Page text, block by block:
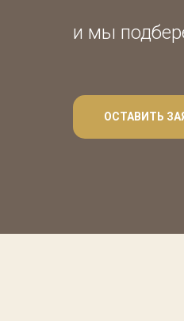
и мы
ОСТАВИТЬ